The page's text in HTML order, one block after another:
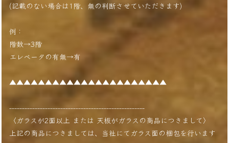
(記載のない場合は1階、無の判断させていただきます)
例：
階数→3階
エレベータの有無→有
▲▲▲▲▲▲▲▲▲▲▲▲▲▲▲▲▲▲▲▲▲▲
-----------------------------------------------------
〈ガラスが2面以上 または 天板がガラスの商品につきまして〉
上記の商品につきましては、当社にてガラス面の梱包を行います